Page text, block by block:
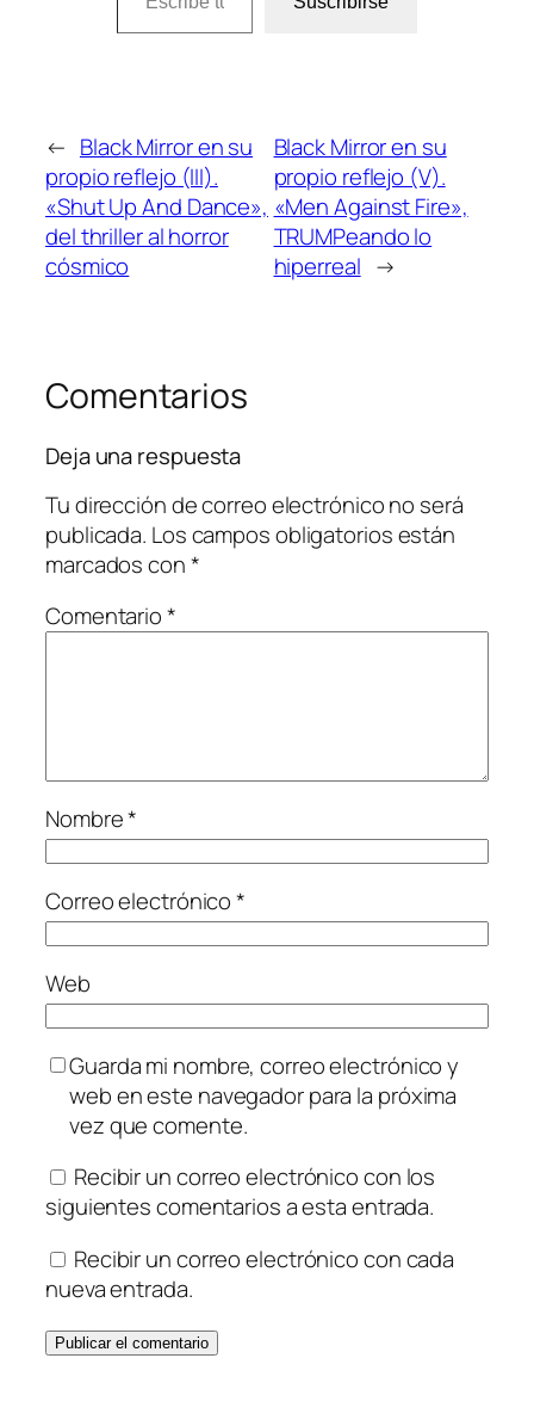
← Black Mirror en su
propio reflejo (III).
«Shut Up And Dance»,
del thriller al horror
cósmico
Black Mirror en su
propio reflejo (V).
«Men Against Fire»,
TRUMPeando lo
hiperreal →
Comentarios
Deja una respuesta
Tu dirección de correo electrónico no será
publicada. Los campos obligatorios están
marcados con*
Comentario*
Nombre*
Correo electrónico*
Web
Guarda mi nombre, correo electrónico y
web en este navegador para la próxima
vez que comente.
Recibir un correo electrónico con los
siguientes comentarios a esta entrada.
Recibir un correo electrónico con cada
nueva entrada.